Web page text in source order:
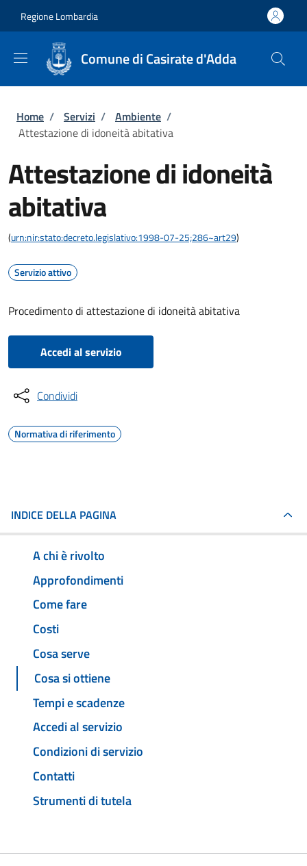
Regione Lombardia
Comune di Casirate d'Adda
Briciole di pane
Home / Servizi / Ambiente /
Attestazione di idoneità abitativa
Attestazione di idoneità
abitativa
(urn:nir:stato:decreto.legislativo:1998-07-25;286~art29)
Servizio attivo
Procedimento di attestazione di idoneità abitativa
Accedi al servizio
Condividi
Normativa di riferimento
INDICE DELLA PAGINA
A chi è rivolto
Approfondimenti
Come fare
Costi
Cosa serve
Cosa si ottiene
Tempi e scadenze
Accedi al servizio
Condizioni di servizio
Contatti
Strumenti di tutela